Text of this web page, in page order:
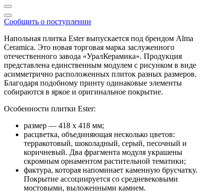
Сообщить о поступлении
Напольная плитка Ester выпускается под брендом Alma
Ceramica. Это новая торговая марка заслуженного
отечественного завода «УралКерамика». Продукция
представлена единственным модулем с рисунком в виде
асимметрично расположенных плиток разных размеров.
Благодаря подобному принту одинаковые элементы
собираются в яркое и оригинальное покрытие.
Особенности плитки Ester:
размер — 418 х 418 мм;
расцветка, объединяющая несколько цветов:
терракотовый, шоколадный, серый, песочный и
коричневый. Два фрагмента модуля украшены
скромным орнаментом растительной тематики;
фактура, которая напоминает каменную брусчатку.
Покрытие ассоциируется со средневековыми
мостовыми, выложенными камнем.